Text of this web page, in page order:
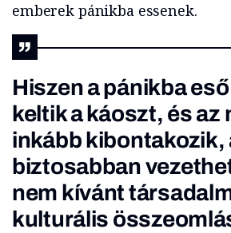
emberek pánikba essenek.
Hiszen a pánikba
keltik a káoszt, és az
inkább kibontakozik,
biztosabban
nem kívánt
kulturális